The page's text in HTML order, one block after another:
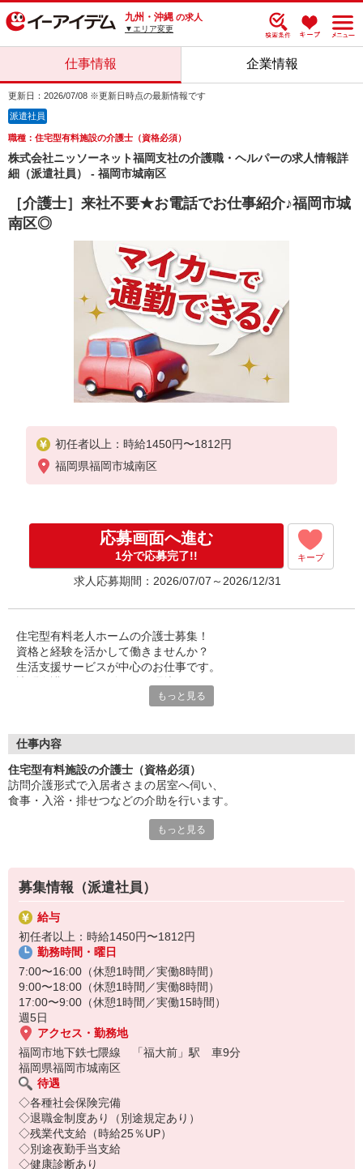
九州・沖縄 の求人
▼エリア変更
仕事情報 企業情報
更新日：2026/07/08 ※更新日時点の最新情報です
派遣社員
職種：住宅型有料施設の介護士（資格必須）
株式会社ニッソーネット福岡支社の介護職・ヘルパーの求人情報詳
細（派遣社員） - 福岡市城南区
［介護士］来社不要★お電話でお仕事紹介♪福岡市城
南区◎
初任者以上：時給1450円〜1812円
福岡県福岡市城南区
応募画面へ進む
1分で応募完了!! キープ
求人応募期間：2026/07/07～2026/12/31
住宅型有料老人ホームの介護士募集！
資格と経験を活かして働きませんか？
生活支援サービスが中心のお仕事です。
利用者様とじっくり向き合えるのが魅力です♪
あなたのホスピタリティが活かせます。
スキルアップ研修も充実しています。
働き方は選べる柔軟なシフト体制。
風通しが良い職場で働きやすさ抜群。
安定して長く働きたい方に最適です。
施設見学も受け付けています！
もっと見る
仕事内容
住宅型有料施設の介護士（資格必須）
訪問介護形式で入居者さまの居室へ伺い、
食事・入浴・排せつなどの介助を行います。
介護福祉士や初任者研修修了者などの資格が必要で、
医療機関との連携も重要で、
利用者の安心・安全な生活を支える役割です。
もっと見る
募集情報（派遣社員）
給与
初任者以上：時給1450円〜1812円
勤務時間・曜日
7:00〜16:00（休憩1時間／実働8時間）
9:00〜18:00（休憩1時間／実働8時間）
17:00〜9:00（休憩1時間／実働15時間）
週5日
アクセス・勤務地
福岡市地下鉄七隈線 「福大前」駅 車9分
福岡県福岡市城南区
待遇
◇各種社会保険完備
◇退職金制度あり（別途規定あり）
◇残業代支給（時給25％UP）
◇別途夜勤手当支給
◇健康診断あり